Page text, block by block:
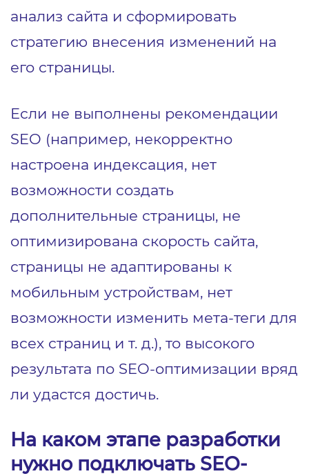
анализ сайта и сформировать
стратегию внесения изменений на
его страницы.
Если не выполнены рекомендации
SEO (например, некорректно
настроена индексация, нет
возможности создать
дополнительные страницы, не
оптимизирована скорость сайта,
страницы не адаптированы к
мобильным устройствам, нет
возможности изменить мета-теги для
всех страниц и т. д.), то высокого
результата по SEO-оптимизации вряд
ли удастся достичь.
На каком этапе разработки
нужно подключать SEO-